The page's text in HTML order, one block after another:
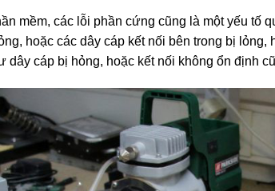
mềm, các lỗi phần cứng cũng là một yếu tố
hoặc các dây cáp kết nối bên trong bị
dây cáp bị hỏng, hoặc kết nối không ổn định